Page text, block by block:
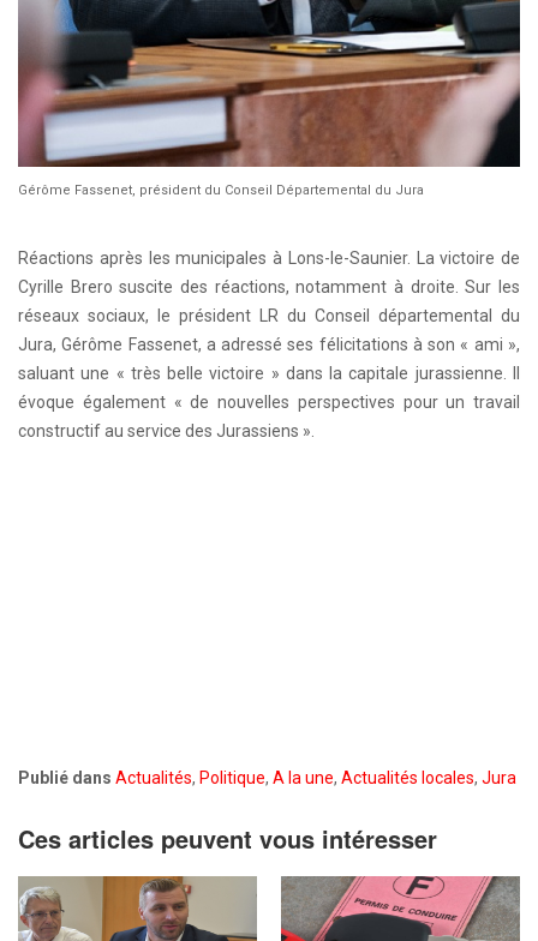
Gérôme Fassenet, président du Conseil Départemental du Jura
Réactions après les municipales à Lons-le-Saunier. La victoire de
Cyrille Brero suscite des réactions, notamment à droite. Sur les
réseaux sociaux, le président LR du Conseil départemental du
Jura, Gérôme Fassenet, a adressé ses félicitations à son « ami »,
saluant une « très belle victoire » dans la capitale jurassienne. Il
évoque également « de nouvelles perspectives pour un travail
constructif au service des Jurassiens ».
Publié dans Actualités, Politique, A la une, Actualités locales, Jura
Ces articles peuvent vous intéresser